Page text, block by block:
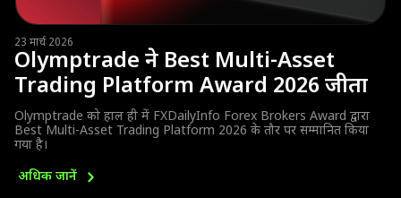
23 मार्च 2026
Olymptrade ने Best Multi-Asset
Trading Platform Award 2026 जीता
Olymptrade को हाल ही में FXDailyInfo Forex Brokers Award द्वारा
Best Multi-Asset Trading Platform 2026 के तौर पर सम्मानित किया
गया है।
अधिक जानें